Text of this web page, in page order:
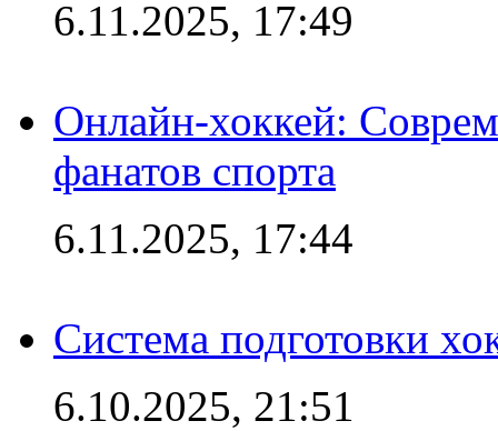
6.11.2025, 17:49
Онлайн-хоккей:
фанатов спорта
6.11.2025, 17:44
Система подготовки
6.10.2025, 21:51